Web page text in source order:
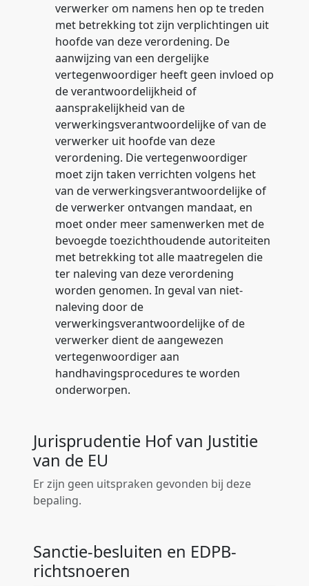
verwerker om namens hen op te treden
met betrekking tot zijn verplichtingen uit
hoofde van deze verordening. De
aanwijzing van een dergelijke
vertegenwoordiger heeft geen invloed op
de verantwoordelijkheid of
aansprakelijkheid van de
verwerkingsverantwoordelijke of van de
verwerker uit hoofde van deze
verordening. Die vertegenwoordiger
moet zijn taken verrichten volgens het
van de verwerkingsverantwoordelijke of
de verwerker ontvangen mandaat, en
moet onder meer samenwerken met de
bevoegde toezichthoudende autoriteiten
met betrekking tot alle maatregelen die
ter naleving van deze verordening
worden genomen. In geval van niet-
naleving door de
verwerkingsverantwoordelijke of de
verwerker dient de aangewezen
vertegenwoordiger aan
handhavingsprocedures te worden
onderworpen.
Jurisprudentie Hof van Justitie
van de EU
Er zijn geen uitspraken gevonden bij deze
bepaling.
Sanctie-besluiten en EDPB-
richtsnoeren